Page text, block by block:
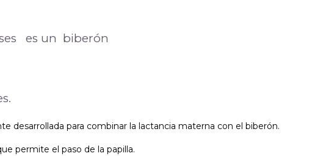
es un biberón
desarrollada para combinar la lactancia materna con el biberón.
permite el paso de la papilla.